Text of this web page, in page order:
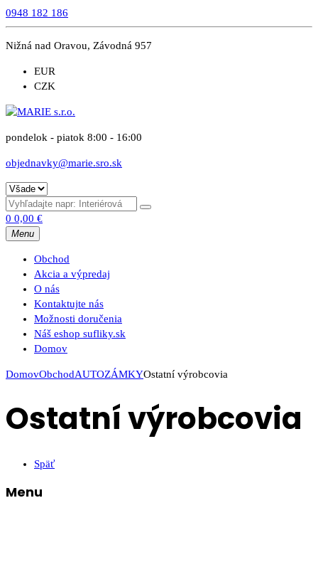
0948 182 186
Nižná nad Oravou, Závodná 957
EUR
CZK
pondelok - piatok 8:00 - 16:00
objednavky@marie.sro.sk
0 0,00 €
Menu
Obchod
Akcia a výpredaj
O nás
Kontaktujte nás
Možnosti doručenia
Náš eshop sufliky.sk
Domov
DomovObchodAUTOZÁMKYOstatní výrobcovia
Ostatní výrobcovia
Späť
Menu